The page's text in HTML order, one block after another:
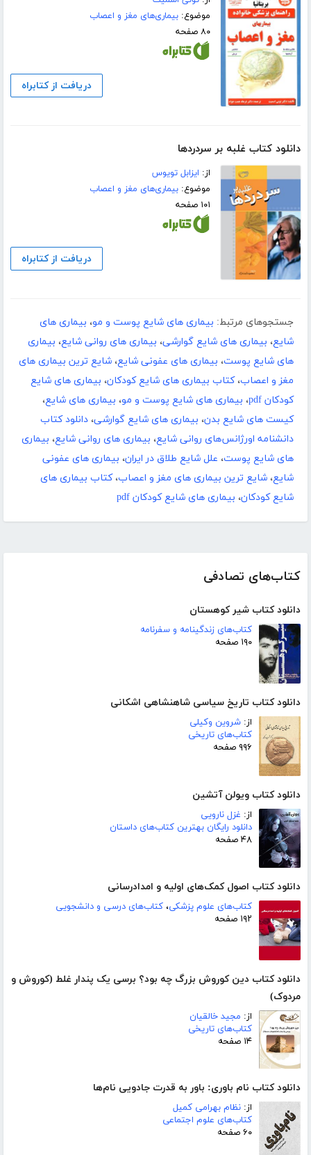
کتاب‌های تصادفی
دانلود کتاب شیر کوهستان
کتاب‌های زندگینامه و سفرنامه
۱۹۰ صفحه
دانلود کتاب تاریخ سیاسی شاهنشاهی اشکانی
از: شروین وکیلی
کتاب‌های تاریخی
۹۹۶ صفحه
دانلود کتاب ویولن آتشین
از: غزل نارویی
دانلود رایگان بهترین کتاب‌های داستان
۴۸ صفحه
دانلود کتاب اصول کمک‌های اولیه و امدادرسانی
کتاب‌های علوم پزشکی، کتاب‌های درسی و دانشجویی
۱۹۲ صفحه
دانلود کتاب دین کوروش بزرگ چه بود؟ برسی یک پندار غلط (کوروش و
مردوک)
از: مجید خالقیان
کتاب‌های تاریخی
۱۴ صفحه
دانلود کتاب نام باوری: باور به قدرت جادویی نام‌ها
از: نظام بهرامی کمیل
کتاب‌های علوم اجتماعی
۶۰ صفحه
موضوع:بیماری‌های مغز و اعصاب
۸۰ صفحه
دریافت از کتابراه
دانلود کتاب غلبه بر سردرد‌ها
از: ایزابل تویوس
موضوع:بیماری‌های مغز و اعصاب
۱۰۱ صفحه
دریافت از کتابراه
جستجوهای مرتبط: بیماری های شایع پوست و مو، بیماری های
شایع، بیماری های شایع گوارشی، بیماری های روانی شایع، بیماری
های شایع پوست، بیماری های عفونی شایع، شایع ترین بیماری های
مغز و اعصاب،کتاب بیماری های شایع کودکان، بیماری های شایع
کودکان pdf
، بیماری های شایع پوست و مو، بیماری های شایع،
کیست های شایع بدن، بیماری های شایع گوارشی، دانلود کتاب
دانشنامه اورژانس‌های روانی شایع، بیماری های روانی شایع، بیماری
های شایع پوست، علل شایع طلاق در ایران، بیماری های عفونی
شایع، شایع ترین بیماری های مغز و اعصاب،کتاب بیماری های
شایع کودکان، بیماری های شایع کودکان pdf